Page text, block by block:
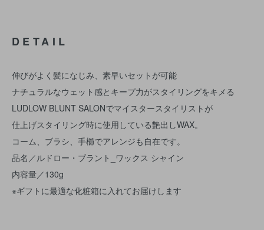
DETAIL
伸びがよく髪になじみ、素早いセットが可能
ナチュラルなウェット感とキープ力がスタイリングをキメる
LUDLOW BLUNT SALONでマイスタースタイリストが
仕上げスタイリング時に使用している艶出しWAX。
コーム、ブラシ、手櫛でアレンジも自在です。
品名／ルドロー・ブラント_ワックス シャイン
内容量／130g
※ギフトに最適な化粧箱に入れてお届けします